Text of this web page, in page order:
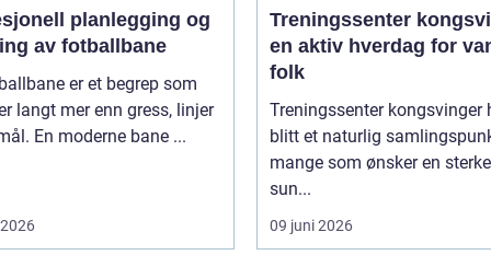
planlegging og
av fotballbane
er et begrep som
langt mer enn gress, linjer
En moderne bane ...
Treningssenter
en aktiv hverdag for
folk
Treningssenter kongsvinger
blitt et naturlig
mange som ønsker en
sun...
09 juni 2026